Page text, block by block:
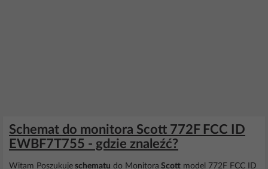
Schemat do monitora Scott 772F FCC ID
EWBF7T755 - gdzie znaleźć?
Witam Poszukuje schematu do Monitora Scott model 772F FCC ID